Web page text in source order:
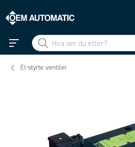
El-styrte ventiler